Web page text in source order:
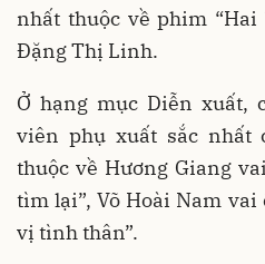
nhất thuộc về phim
Đặng Thị Linh.
Ở hạng mục Diễn xuất,
viên phụ xuất sắc nhất
thuộc về Hương Giang
tìm lại”, Võ Hoài Nam
vị tình thân”.